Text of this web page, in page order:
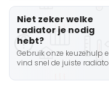
Niet zeker welke
radiator je nodig
hebt?
Gebruik onze keuzehulp
vind snel de juiste